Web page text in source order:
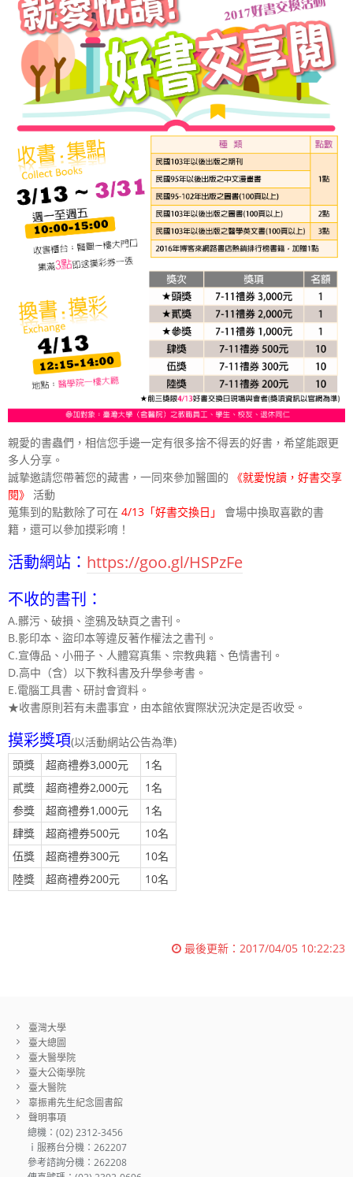
親愛的書蟲們，相信您手邊一定有很多捨不得丟的好書，希望能跟更
多人分享。
誠摯邀請您帶著您的藏書，一同來參加醫圖的
《就愛悅讀，好書交享
閱》 活動
蒐集到的點數除了可在 4/13「好書交換日」 會場中換取喜歡的書
籍，還可以參加摸彩唷！
活動網站： https://goo.gl/HSPzFe
不收的書刊：
A.髒污、破損、塗鴉及缺頁之書刊。
B.影印本、盜印本等違反著作權法之書刊。
C.宣傳品、小冊子、人體寫真集、宗教典籍、色情書刊。
D.高中（含）以下教科書及升學參考書。
E.電腦工具書、研討會資料。
★收書原則若有未盡事宜，由本館依實際狀況決定是否收受。
摸彩獎項(以活動網站公告為準)
頭獎
超商禮券3,000元
1名
貳獎
超商禮券2,000元
1名
参獎
超商禮券1,000元
1名
肆獎
超商禮券500元
10名
伍獎
超商禮券300元
10名
陸獎
超商禮券200元 10名
最後更新： 2017/04/05 10:22:23
臺灣大學
臺大總圖
臺大醫學院
臺大公衛學院
臺大醫院
辜振甫先生紀念圖書館
聲明事項
總機：(02) 2312-3456
ｉ服務台分機：262207
參考諮詢分機：262208